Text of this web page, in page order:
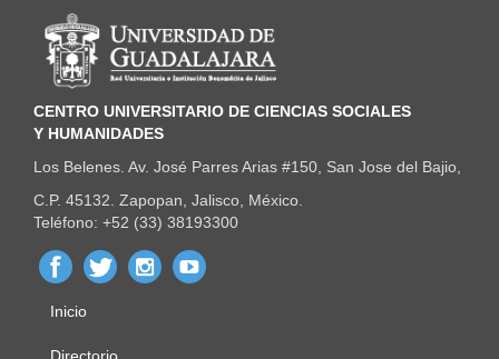
Información del portal
CENTRO UNIVERSITARIO DE CIENCIAS SOCIALES
Y HUMANIDADES
Los Belenes. Av. José Parres Arias #150, San Jose del Bajio,
C.P. 45132. Zapopan, Jalisco, México.
Teléfono: +52 (33) 38193300
Menú
Inicio